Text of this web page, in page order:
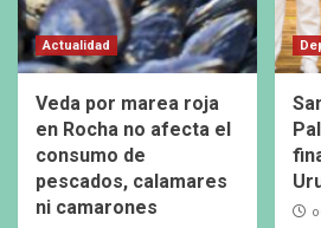
Actualidad
Veda por marea roja
en Rocha no afecta el
consumo de
pescados, calamares
ni camarones